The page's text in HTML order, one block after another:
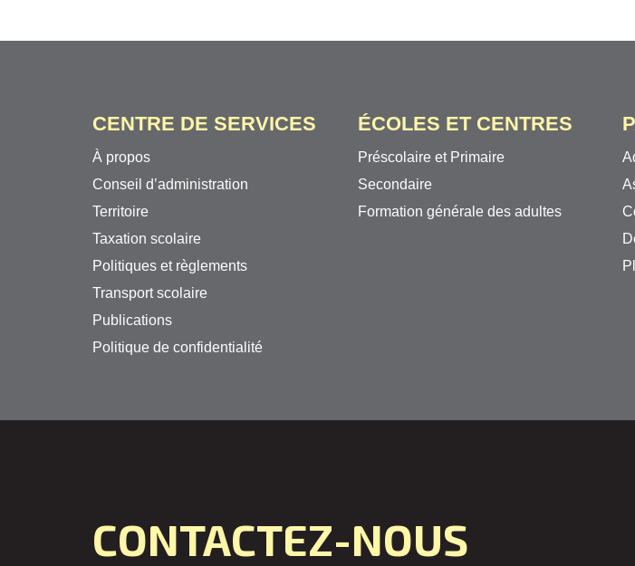
CENTRE DE SERVICES
À propos
Conseil d’administration
Territoire
Taxation scolaire
Politiques et règlements
Transport scolaire
Publications
Politique de confidentialité
ÉCOLES ET CENTRES
Préscolaire et Primaire
Secondaire
Formation générale des adultes
CONTACTEZ-NOUS